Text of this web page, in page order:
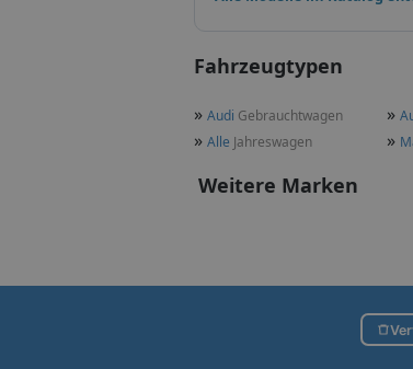
Fahrzeugtypen
» Audi Gebrauchtwagen »
» Alle Jahreswagen »
Weitere Marken